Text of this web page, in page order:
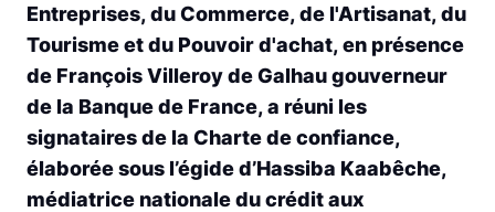
Entreprises, du Commerce, de l'Artisanat, du
Tourisme et du Pouvoir d'achat, en présence
de François Villeroy de Galhau gouverneur
de la Banque de France, a réuni les
signataires de la Charte de confiance,
élaborée sous l’égide d’Hassiba Kaabêche,
médiatrice nationale du crédit aux